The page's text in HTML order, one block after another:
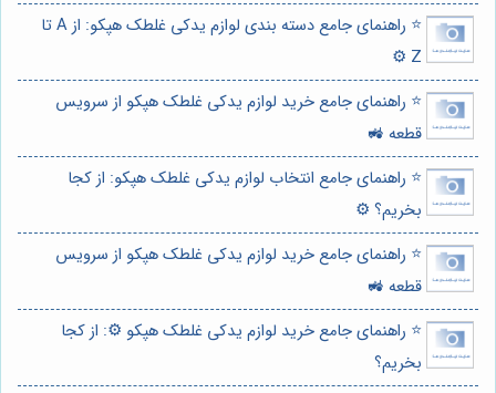
⭐️ راهنمای جامع دسته بندی لوازم یدکی غلطک هپکو: از A تا
Z ⚙️
⭐️ راهنمای جامع خرید لوازم یدکی غلطک هپکو از سرویس
قطعه 🚜
⭐️ راهنمای جامع انتخاب لوازم یدکی غلطک هپکو: از کجا
بخریم؟ ⚙️
⭐️ راهنمای جامع خرید لوازم یدکی غلطک هپکو از سرویس
قطعه 🚜
⭐️ راهنمای جامع خرید لوازم یدکی غلطک هپکو ⚙️: از کجا
بخریم؟